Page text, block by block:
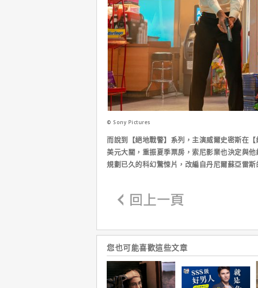
© Sony Pictures
而說到【絕地戰警】系列，主演威爾史密斯在
美元大關，重振夏季票房，索尼影業也決定與
規劃已久的科幻驚悚片，改編自丹尼爾蘇亞雷
您也可能喜歡這些文章